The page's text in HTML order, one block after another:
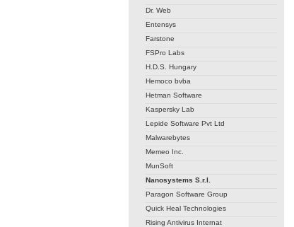
Dr. Web
Entensys
Farstone
FSPro Labs
H.D.S. Hungary
Hemoco bvba
Hetman Software
Kaspersky Lab
Lepide Software Pvt Ltd
Malwarebytes
Memeo Inc.
MunSoft
Nanosystems S.r.l.
Paragon Software Group
Quick Heal Technologies
Rising Antivirus Internat